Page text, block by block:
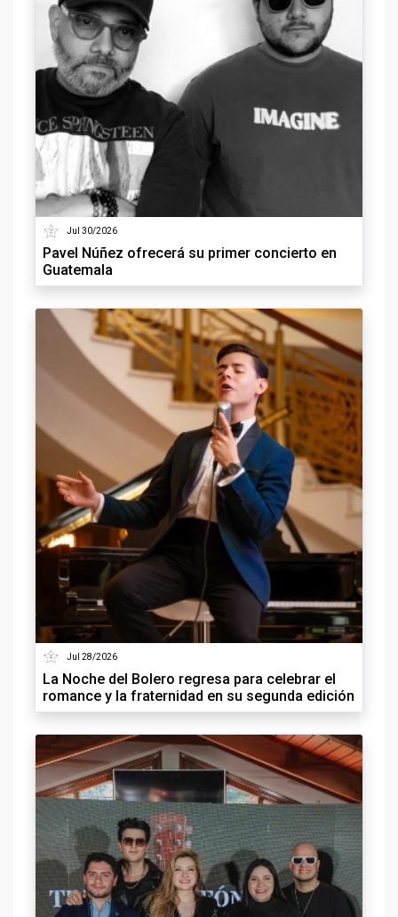
Jul 30/2026
Pavel Núñez ofrecerá su primer concierto en
Guatemala
Jul 28/2026
La Noche del Bolero regresa para celebrar el
romance y la fraternidad en su segunda edición